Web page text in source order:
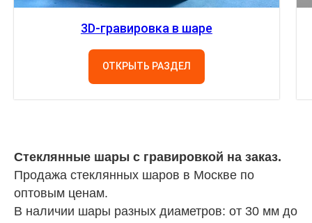
3D-гравировка в шаре
ОТКРЫТЬ РАЗДЕЛ
Стеклянные шары с гравировкой на заказ.
Продажа стеклянных шаров в Москве по
оптовым ценам.
В наличии шары разных диаметров: от 30 мм до